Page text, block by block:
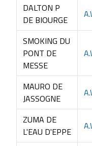
DALTON P
DE BIOURGE
SMOKING DU
PONT DE
MESSE
MAURO DE
JASSOGNE
ZUMA DE
L'EAU D'EPPE